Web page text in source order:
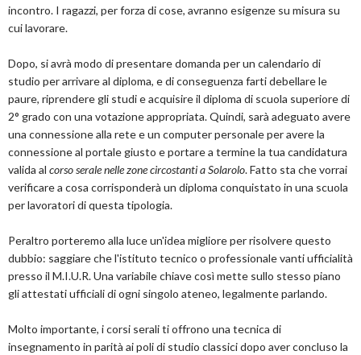
incontro. I ragazzi, per forza di cose, avranno esigenze su misura su
cui lavorare.
Dopo, si avrà modo di presentare domanda per un calendario di
studio per arrivare al diploma, e di conseguenza farti debellare le
paure, riprendere gli studi e acquisire il diploma di scuola superiore di
2° grado con una votazione appropriata. Quindi, sarà adeguato avere
una connessione alla rete e un computer personale per avere la
connessione al portale giusto e portare a termine la tua candidatura
valida al corso serale nelle zone circostanti a Solarolo. Fatto sta che vorrai
verificare a cosa corrisponderà un diploma conquistato in una scuola
per lavoratori di questa tipologia.
Peraltro porteremo alla luce un'idea migliore per risolvere questo
dubbio: saggiare che l'istituto tecnico o professionale vanti ufficialità
presso il M.I.U.R. Una variabile chiave così mette sullo stesso piano
gli attestati ufficiali di ogni singolo ateneo, legalmente parlando.
Molto importante, i corsi serali ti offrono una tecnica di
insegnamento in parità ai poli di studio classici dopo aver concluso la